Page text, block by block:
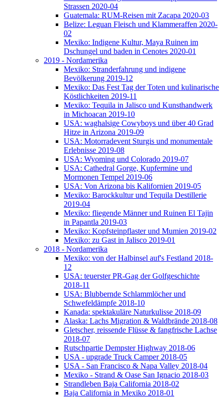
Strassen 2020-04
Guatemala: RUM-Reisen mit Zacapa 2020-03
Belize: Leguan Fleisch und Klammeraffen 2020-
02
Mexiko: Indigene Kultur, Maya Ruinen im
Dschungel und baden in Cenotes 2020-01
2019 - Nordamerika
Mexiko: Stranderfahrung und indigene
Bevölkerung 2019-12
Mexiko: Das Fest Tag der Toten und kulinarische
Köstlichkeiten 2019-11
Mexiko: Tequila in Jalisco und Kunsthandwerk
in Michoacan 2019-10
USA: waghalsige Cowyboys und über 40 Grad
Hitze in Arizona 2019-09
USA: Motorradevent Sturgis und monumentale
Erlebnisse 2019-08
USA: Wyoming und Colorado 2019-07
USA: Cathedral Gorge, Kupfermine und
Mormonen Tempel 2019-06
USA: Von Arizona bis Kalifornien 2019-05
Mexiko: Barockkultur und Tequila Destillerie
2019-04
Mexiko: fliegende Männer und Ruinen El Tajin
in Papantla 2019-03
Mexiko: Kopfsteinpflaster und Mumien 2019-02
Mexiko: zu Gast in Jalisco 2019-01
2018 - Nordamerika
Mexiko: von der Halbinsel auf's Festland 2018-
12
USA: teuerster PR-Gag der Golfgeschichte
2018-11
USA: Blubbernde Schlammlöcher und
Schwefeldämpfe 2018-10
Kanada: spektakuläre Naturkulisse 2018-09
Alaska: Lachs Migration & Waldbrände 2018-08
Gletscher, reissende Flüsse & fangfrische Lachse
2018-07
Rutschpartie Dempster Highway 2018-06
USA - upgrade Truck Camper 2018-05
USA - San Francisco & Napa Valley 2018-04
Mexiko - Strand & Oase San Ignacio 2018-03
Strandleben Baja California 2018-02
Baja California in Mexiko 2018-01